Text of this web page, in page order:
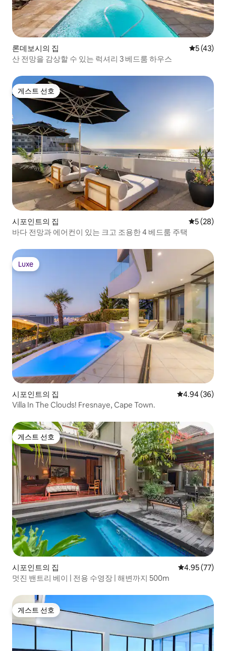
론데보시의 집 평점 5점
5 (43)
산 전망을 감상할 수 있는 럭셔리 3 베드룸 하우스
게스트 선호
게스트 선호
시포인트의 집 평점 5점(5
5 (28)
바다 전망과 에어컨이 있는 크고 조용한 4 베드룸 주택
Luxe
Luxe
시포인트의 집 평점 4.94점(5
4.94 (36)
Villa In The Clouds! Fresnaye, Cape Town.
게스트 선호
게스트 선호
시포인트의 집 평점 4.95점(5
4.95 (77)
멋진 밴트리 베이 | 전용 수영장 | 해변까지 500m
게스트 선호
게스트 선호